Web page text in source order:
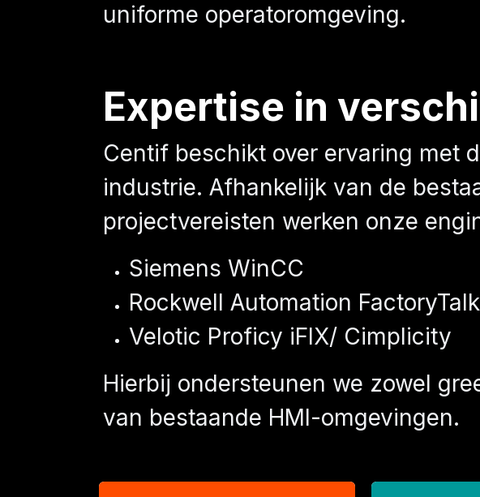
uniforme operatoromgeving.
Expertise in
Centif beschikt over ervaring met
industrie. Afhankelijk van de
projectvereisten werken onze
Siemens WinCC
Rockwell Automation
Velotic Proficy iFIX/ Cimplicity
Hierbij ondersteunen we zowel
van bestaande HMI-omgevingen.